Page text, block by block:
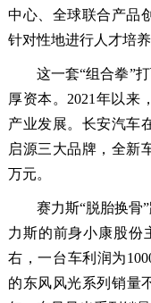
中心、全球联合产品
针对性地进行人才培
这一套“组合拳”
厚资本。2021年以来
产业发展。长安汽车
启源三大品牌，全新
万元。
赛力斯“脱胎换骨
力斯的前身小康股份
右，一台车利润为
的东风风光系列销量